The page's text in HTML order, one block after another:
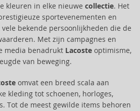
kleuren in elke nieuwe collectie. Het
sportevenementen en
bekende persoonlijkheden die de
Met zijn campagnes en
media benadrukt Lacoste optimisme,
van beweging.
omvat een breed scala aan
kleding tot schoenen, horloges,
Tot de meest gewilde items behoren